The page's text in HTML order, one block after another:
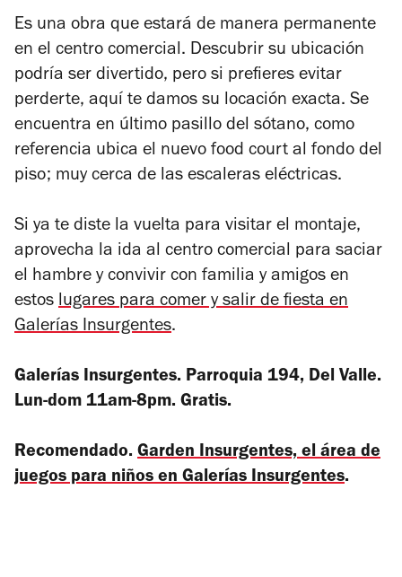
Es una obra que estará de manera permanente
en el centro comercial. Descubrir su ubicación
podría ser divertido, pero si prefieres evitar
perderte, aquí te damos su locación exacta. Se
encuentra en último pasillo del sótano, como
referencia ubica el nuevo food court al fondo del
piso; muy cerca de las escaleras eléctricas.
Si ya te diste la vuelta para visitar el montaje,
aprovecha la ida al centro comercial para saciar
el hambre y convivir con familia y amigos en
estos lugares para comer y salir de fiesta en
Galerías Insurgentes.
Galerías Insurgentes. Parroquia 194, Del Valle.
Lun-dom 11am-8pm. Gratis.
Recomendado. Garden Insurgentes, el área de
juegos para niños en Galerías Insurgentes.